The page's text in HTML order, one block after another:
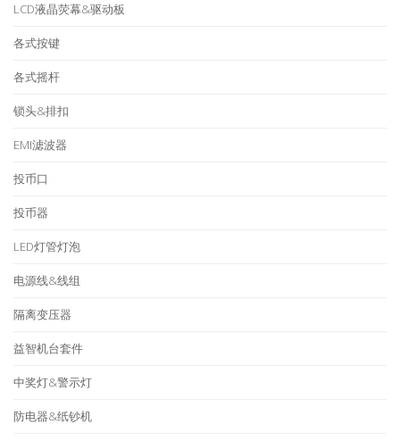
LCD液晶荧幕&驱动板
各式按键
各式摇杆
锁头&排扣
EMI滤波器
投币口
投币器
LED灯管灯泡
电源线&线组
隔离变压器
益智机台套件
中奖灯&警示灯
防电器&纸钞机